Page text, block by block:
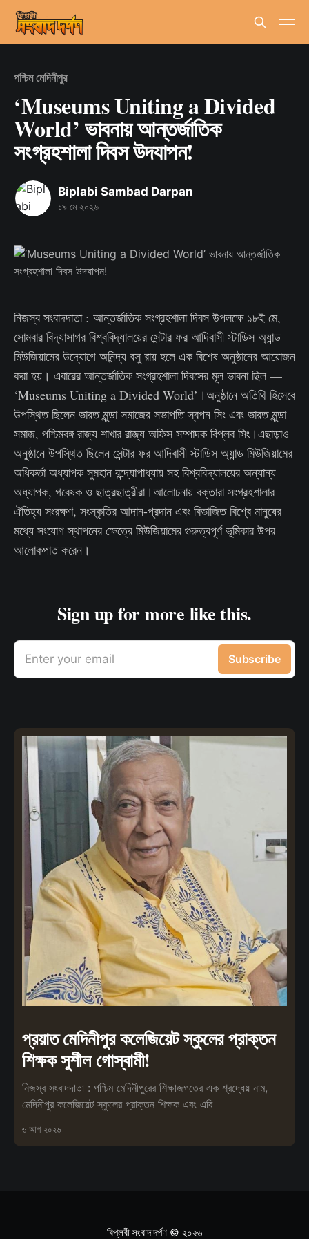
পশ্চিম মেদিনীপুর
‘Museums Uniting a Divided
World’ ভাবনায় আন্তর্জাতিক
সংগ্রহশালা দিবস উদযাপন!
Biplabi Sambad Darpan
১৯ মে ২০২৬
নিজস্ব সংবাদদাতা : আন্তর্জাতিক সংগ্রহশালা দিবস উপলক্ষে ১৮ই মে,
সোমবার বিদ্যাসাগর বিশ্ববিদ্যালয়ের সেন্টার ফর আদিবাসী স্টাডিস অ্যান্ড
মিউজিয়ামের উদ্যোগে অনিন্দ্য বসু রায় হলে এক বিশেষ অনুষ্ঠানের আয়োজন
করা হয়। এবারের আন্তর্জাতিক সংগ্রহশালা দিবসের মূল ভাবনা ছিল —
‘Museums Uniting a Divided World’।অনুষ্ঠানে অতিথি হিসেবে
উপস্থিত ছিলেন ভারত মুন্ডা সমাজের সভাপতি স্বপন সিং এবং ভারত মুন্ডা
সমাজ, পশ্চিমবঙ্গ রাজ্য শাখার রাজ্য অফিস সম্পাদক বিপ্লব সিং।এছাড়াও
অনুষ্ঠানে উপস্থিত ছিলেন সেন্টার ফর আদিবাসী স্টাডিস অ্যান্ড মিউজিয়ামের
অধিকর্তা অধ্যাপক সুমহান বন্দ্যোপাধ্যায় সহ বিশ্ববিদ্যালয়ের অন্যান্য
অধ্যাপক, গবেষক ও ছাত্রছাত্রীরা।আলোচনায় বক্তারা সংগ্রহশালার
ঐতিহ্য সংরক্ষণ, সংস্কৃতির আদান-প্রদান এবং বিভাজিত বিশ্বে মানুষের
মধ্যে সংযোগ স্থাপনের ক্ষেত্রে মিউজিয়ামের গুরুত্বপূর্ণ ভূমিকার উপর
আলোকপাত করেন।
Sign up for more like this.
Enter your email Subscribe
প্রয়াত মেদিনীপুর কলেজিয়েট স্কুলের প্রাক্তন
শিক্ষক সুশীল গোস্বামী!
নিজস্ব সংবাদদাতা : পশ্চিম মেদিনীপুরের শিক্ষাজগতের এক শ্রদ্ধেয় নাম,
মেদিনীপুর কলেজিয়েট স্কুলের প্রাক্তন শিক্ষক এবং এবি
৬ আগ ২০২৬
বিপ্লবী সংবাদ দর্পণ© ২০২৬